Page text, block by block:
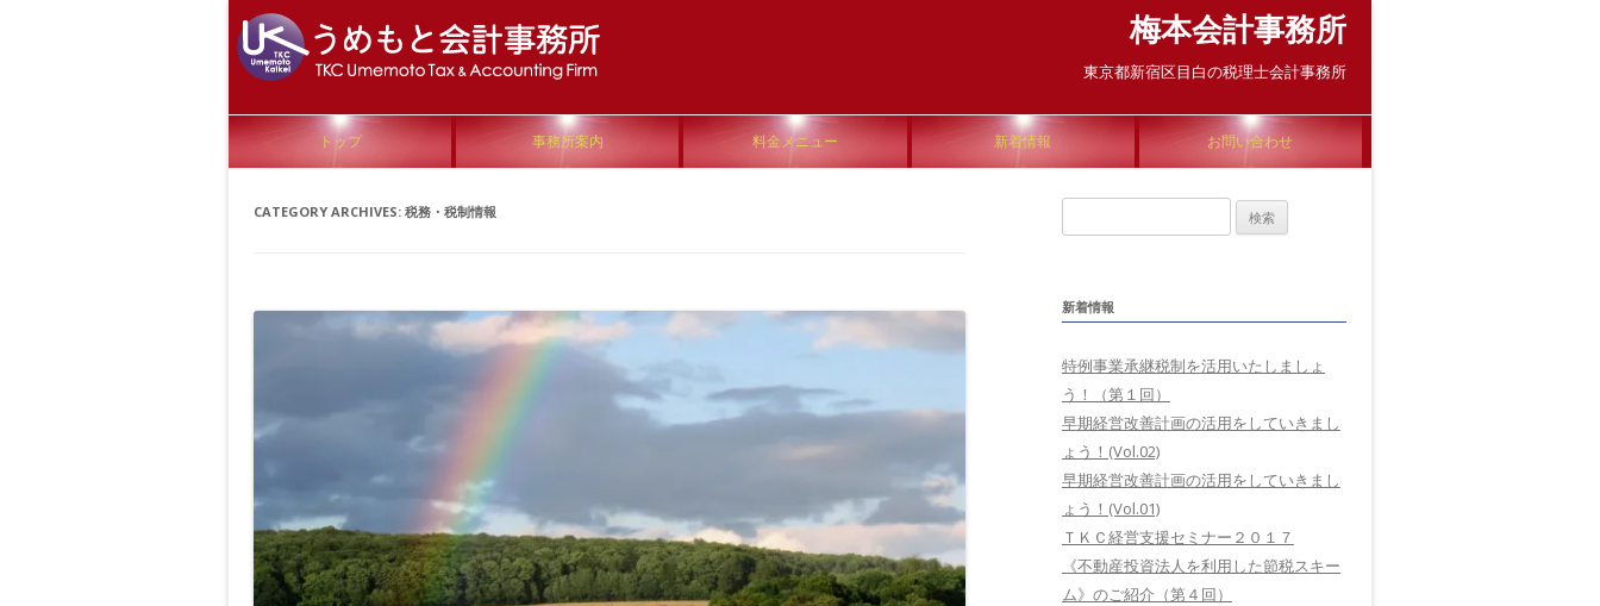
梅本会計事務所
東京都新宿区目白の税理士会計事務所
Skip to content
トップ 事務所案内 料金メニュー 新着情報 お問い合わせ
CATEGORY ARCHIVES: 税務・税制情報
索:
新着情報
特例事業承継税制を活用いたしましょ
う！（第１回）
早期経営改善計画の活用をしていきまし
ょう！(Vol.02)
早期経営改善計画の活用をしていきまし
ょう！(Vol.01)
ＴＫＣ経営支援セミナー２０１７
《不動産投資法人を利用した節税スキー
ム》のご紹介（第４回）